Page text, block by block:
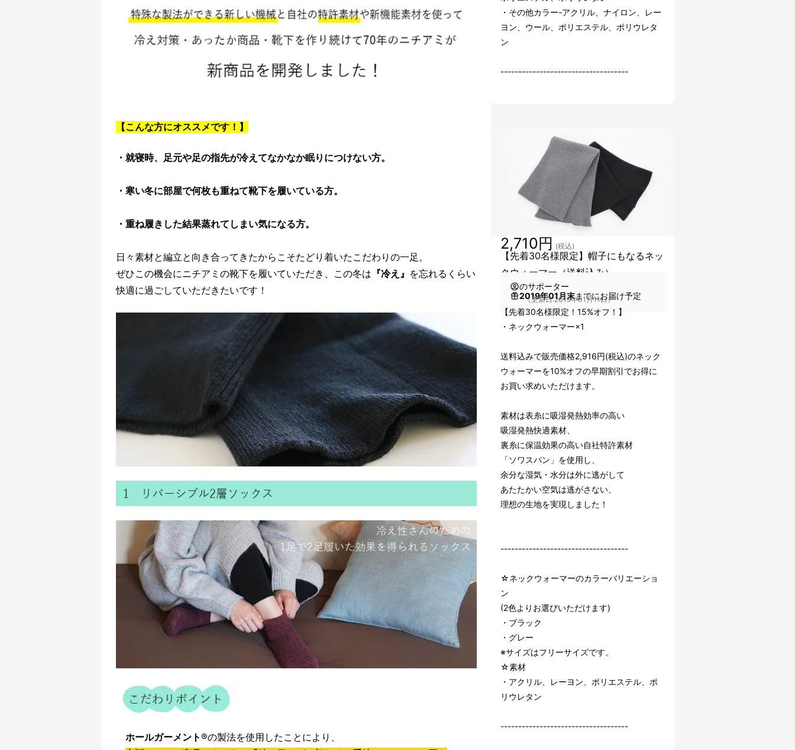
【こんな方にオススメです！】
・就寝時、足元や足の指先が冷えてなかなか眠りにつけない方。
・寒い冬に部屋で何枚も重ねて靴下を履いている方。
・重ね履きした結果蒸れてしまい気になる方。
日々素材と編立と向き合ってきたからこそたどり着いたこだわりの一足。
ぜひこの機会にニチアミの靴下を履いていただき、この冬は 『冷え』 を忘れるくらい
快適に過ごしていただきたいです！
ホールガーメント®の製法を使用したことにより、
・その他カラー-アクリル、ナイロン、レー
ヨン、ウール、ポリエステル、ポリウレタ
ン
------------------------------------
【先着30名様限定】帽子にもなるネッ
クウォーマー（送料込み）
2,710円 (税込)
のサポーター
2019年01月末までにお届け予定
（更新日:2019年01月11日）
【先着30名様限定！15%オフ！】
・ネックウォーマー×1
送料込みで販売価格2,916円(税込)のネック
ウォーマーを10%オフの早期割引でお得に
お買い求めいただけます。
素材は表糸に吸湿発熱効率の高い
吸湿発熱快適素材、
裏糸に保温効果の高い自社特許素材
「ソワスパン」を使用し、
余分な湿気・水分は外に逃がして
あたたかい空気は逃がさない、
理想の生地を実現しました！
------------------------------------
☆ネックウォーマーのカラーバリエーショ
ン
(2色よりお選びいただけます)
・ブラック
・グレー
※サイズはフリーサイズです。
☆素材
・アクリル、レーヨン、ポリエステル、ポ
リウレタン
------------------------------------